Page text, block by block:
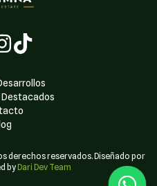
derechos reservados. Diseñado por
by Dari Dev Team